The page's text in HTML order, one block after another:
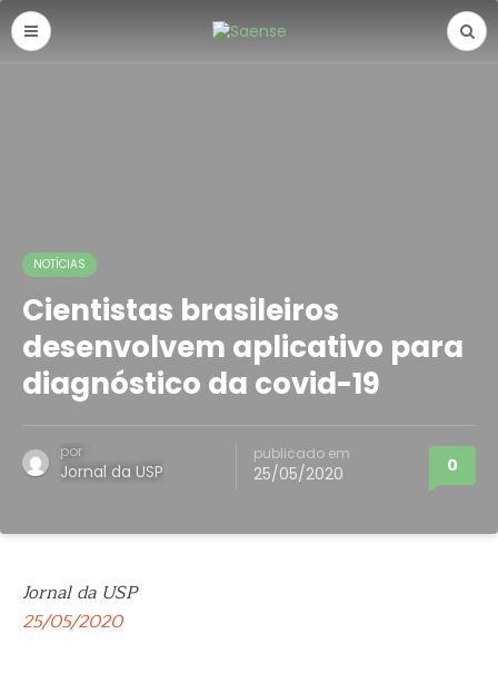
NOTÍCIAS
Cientistas brasileiros
desenvolvem aplicativo para
diagnóstico da covid-19
por
Jornal da USP
publicado em
25/05/2020 0
Jornal da USP
25/05/2020